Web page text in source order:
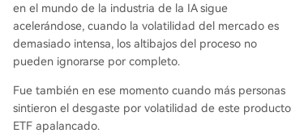
en el mundo de la industria de la IA sigue
acelerándose, cuando la volatilidad del mercado es
demasiado intensa, los altibajos del proceso no
pueden ignorarse por completo.
Fue también en ese momento cuando más personas
sintieron el desgaste por volatilidad de este producto
ETF apalancado.